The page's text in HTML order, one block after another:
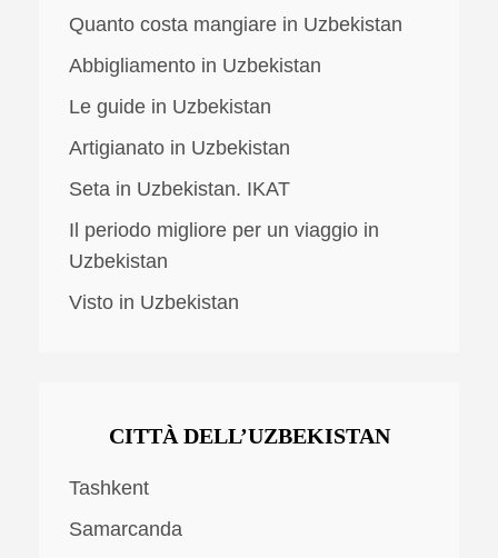
Quanto costa mangiare in Uzbekistan
Abbigliamento in Uzbekistan
Le guide in Uzbekistan
Artigianato in Uzbekistan
Seta in Uzbekistan. IKAT
Il periodo migliore per un viaggio in
Uzbekistan
Visto in Uzbekistan
CITTÀ DELL’UZBEKISTAN
Tashkent
Samarcanda